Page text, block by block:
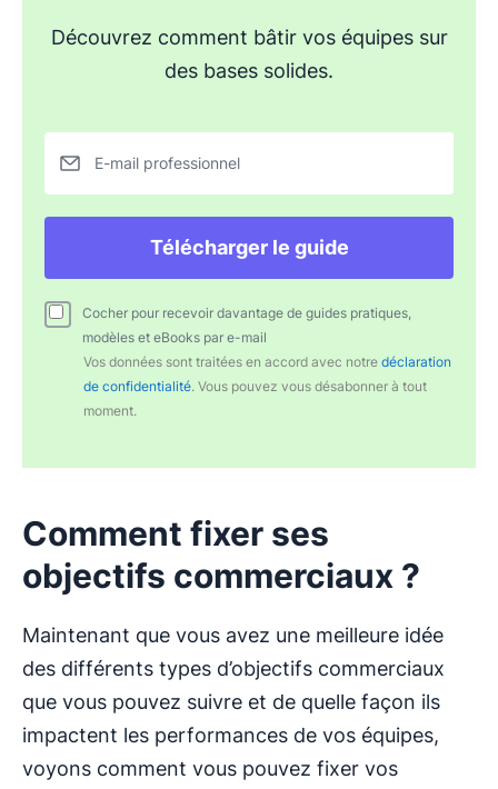
Découvrez comment bâtir vos équipes sur
des bases solides.
E-mail professionnel
Télécharger le guide
Cocher pour recevoir davantage de guides pratiques,
modèles et eBooks par e-mail
Vos données sont traitées en accord avec notre déclaration
de confidentialité. Vous pouvez vous désabonner à tout
moment.
Comment fixer ses
objectifs commerciaux ?
Maintenant que vous avez une meilleure idée
des différents types d’objectifs commerciaux
que vous pouvez suivre et de quelle façon ils
impactent les performances de vos équipes,
voyons comment vous pouvez fixer vos